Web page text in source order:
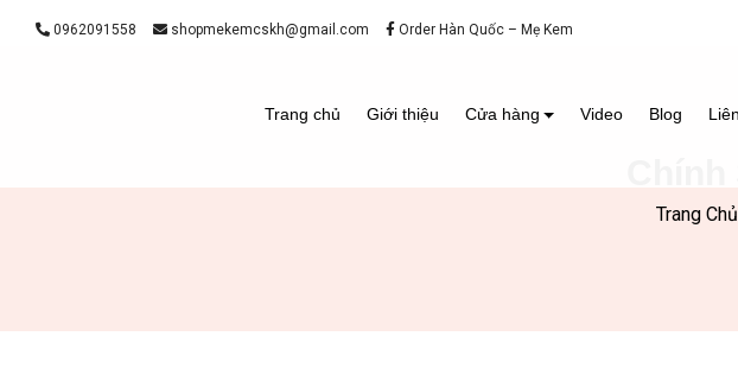
0962091558 shopmekemcskh@gmail.com Order Hàn Quốc – Mẹ Kem
Trang chủ Giới thiệu Cửa hàng Video Blog
Trang Chủ